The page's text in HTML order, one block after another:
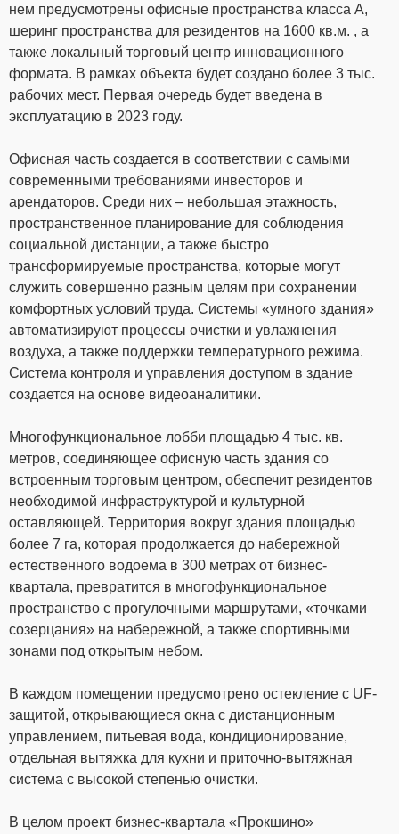
нем предусмотрены офисные пространства класса А,
шеринг пространства для резидентов на 1600 кв.м. , а
также локальный торговый центр инновационного
формата. В рамках объекта будет создано более 3 тыс.
рабочих мест. Первая очередь будет введена в
эксплуатацию в 2023 году.
Офисная часть создается в соответствии с самыми
современными требованиями инвесторов и
арендаторов. Среди них – небольшая этажность,
пространственное планирование для соблюдения
социальной дистанции, а также быстро
трансформируемые пространства, которые могут
служить совершенно разным целям при сохранении
комфортных условий труда. Системы «умного здания»
автоматизируют процессы очистки и увлажнения
воздуха, а также поддержки температурного режима.
Система контроля и управления доступом в здание
создается на основе видеоаналитики.
Многофункциональное лобби площадью 4 тыс. кв.
метров, соединяющее офисную часть здания со
встроенным торговым центром, обеспечит резидентов
необходимой инфраструктурой и культурной
оставляющей. Территория вокруг здания площадью
более 7 га, которая продолжается до набережной
естественного водоема в 300 метрах от бизнес-
квартала, превратится в многофункциональное
пространство с прогулочными маршрутами, «точками
созерцания» на набережной, а также спортивными
зонами под открытым небом.
В каждом помещении предусмотрено остекление с UF-
защитой, открывающиеся окна с дистанционным
управлением, питьевая вода, кондиционирование,
отдельная вытяжка для кухни и приточно-вытяжная
система с высокой степенью очистки.
В целом проект бизнес-квартала «Прокшино»